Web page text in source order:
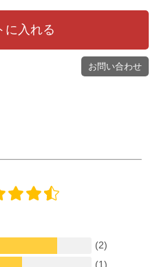
入れる
お問い合わせ
(2)
(1)